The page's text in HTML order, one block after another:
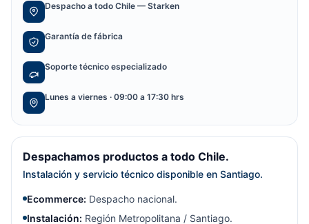
Despacho a todo Chile — Starken
Garantía de fábrica
Soporte técnico especializado
Lunes a viernes · 09:00 a 17:30 hrs
Despachamos productos a todo Chile.
Instalación y servicio técnico disponible en Santiago.
Ecommerce: Despacho nacional.
Instalación: Región Metropolitana / Santiago.